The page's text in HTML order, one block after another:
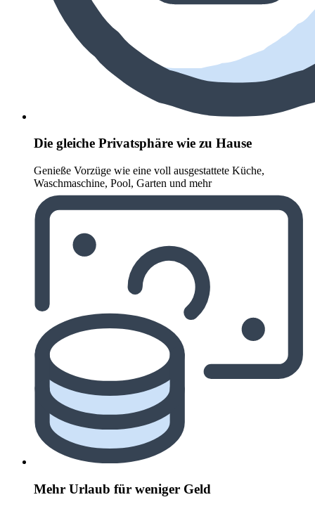
Die gleiche Privatsphäre wie zu Hause
Genieße Vorzüge wie eine voll ausgestattete Küche,
Waschmaschine, Pool, Garten und mehr
Mehr Urlaub für weniger Geld